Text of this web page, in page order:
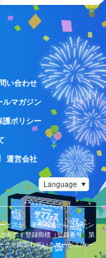
い合わせ
ルマガジン
護ポリシー
運営会社
ビスが、著作権者からコンテン
を示す登録商標（登録番号 第
クを掲示しているサービスの一